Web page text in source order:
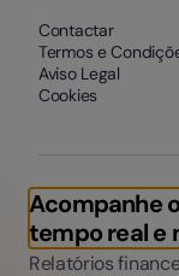
Acompanhe
tempo real e
Relatórios
Contactar
Termos e
Aviso Legal
Cookies